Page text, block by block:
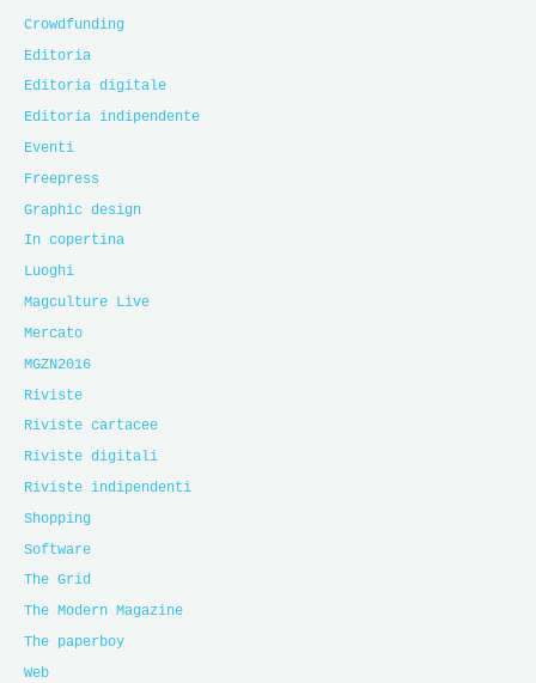
Crowdfunding
Editoria
Editoria digitale
Editoria indipendente
Eventi
Freepress
Graphic design
In copertina
Luoghi
Magculture Live
Mercato
MGZN2016
Riviste
Riviste cartacee
Riviste digitali
Riviste indipendenti
Shopping
Software
The Grid
The Modern Magazine
The paperboy
Web